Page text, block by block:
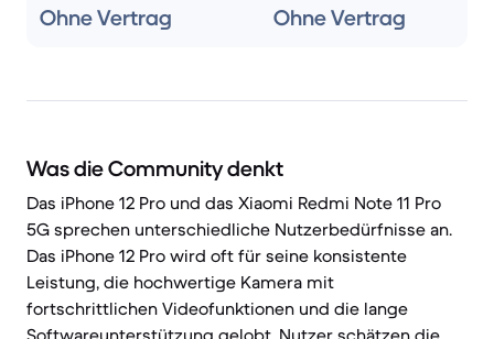
Ohne Vertrag Ohne Vertrag
Was die Community denkt
Das iPhone 12 Pro und das Xiaomi Redmi Note 11 Pro
5G sprechen unterschiedliche Nutzerbedürfnisse an.
Das iPhone 12 Pro wird oft für seine konsistente
Leistung, die hochwertige Kamera mit
fortschrittlichen Videofunktionen und die lange
Softwareunterstützung gelobt. Nutzer schätzen die